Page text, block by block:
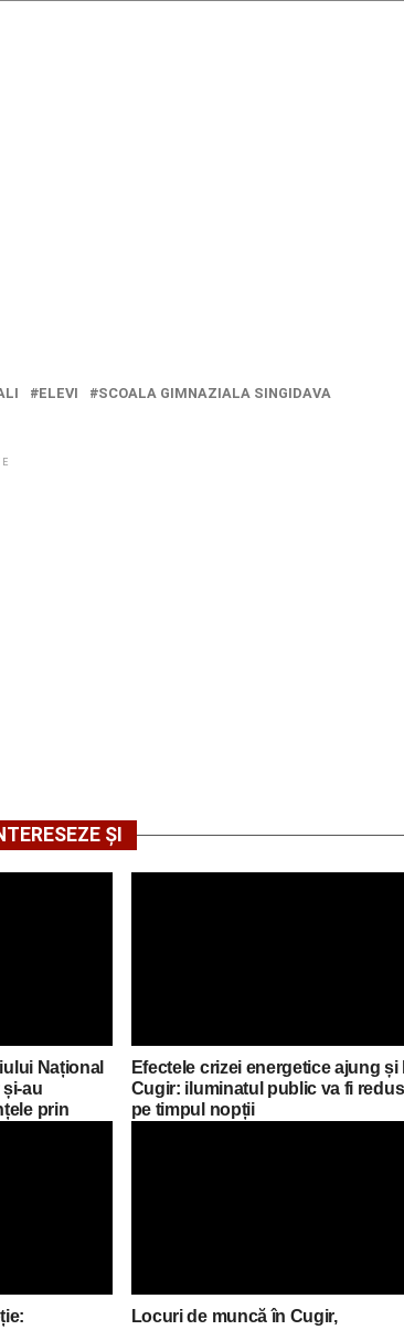
ELEVI
SCOALA GIMNAZIALA SINGIDAVA
ȘI
Național
au
prin
Efectele crizei energetice ajung și
Cugir: iluminatul public va fi redus
pe timpul nopții
Locuri de muncă în Cugir,